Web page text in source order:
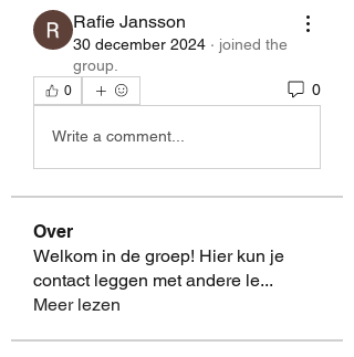
Rafie Jansson
30 december 2024 · joined the
group.
0 0
Write a comment...
Over
Welkom in de groep! Hier kun je
contact leggen met andere le...
Meer lezen